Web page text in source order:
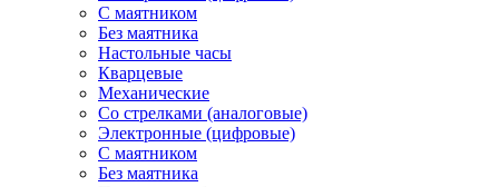
С маятником
Без маятника
Настольные часы
Кварцевые
Механические
Со стрелками (аналоговые)
Электронные (цифровые)
С маятником
Без маятника